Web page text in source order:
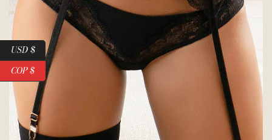
USD $
COP $